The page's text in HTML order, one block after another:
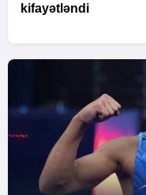
kifayətləndi